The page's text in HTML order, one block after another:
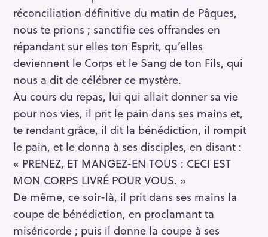
réconciliation définitive du matin de Pâques,
nous te prions ; sanctifie ces offrandes en
répandant sur elles ton Esprit, qu’elles
deviennent le Corps et le Sang de ton Fils, qui
nous a dit de célébrer ce mystère.
Au cours du repas, lui qui allait donner sa vie
pour nos vies, il prit le pain dans ses mains et,
te rendant grâce, il dit la bénédiction, il rompit
le pain, et le donna à ses disciples, en disant :
« PRENEZ, ET MANGEZ-EN TOUS : CECI EST
MON CORPS LIVRÉ POUR VOUS. »
De même, ce soir-là, il prit dans ses mains la
coupe de bénédiction, en proclamant ta
miséricorde ; puis il donne la coupe à ses